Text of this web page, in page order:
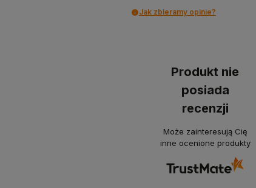
Jak zbieramy opinie?
Produkt nie
posiada
recenzji
Może zainteresują Cię
inne ocenione produkty